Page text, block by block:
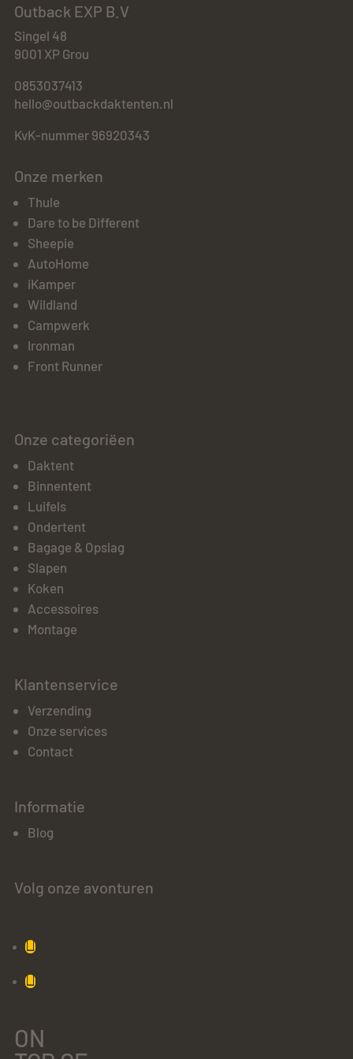
Outback EXP B.V
Singel 48
9001 XP Grou
0853037413
hello@outbackdaktenten.nl
KvK-nummer 96920343
Onze merken
Thule
Dare to be Different
Sheepie
AutoHome
iKamper
Wildland
Campwerk
Ironman
Front Runner
Onze categoriëen
Daktent
Binnentent
Luifels
Ondertent
Bagage & Opslag
Slapen
Koken
Accessoires
Montage
Klantenservice
Verzending
Onze services
Contact
Informatie
Blog
Volg onze avonturen
ON